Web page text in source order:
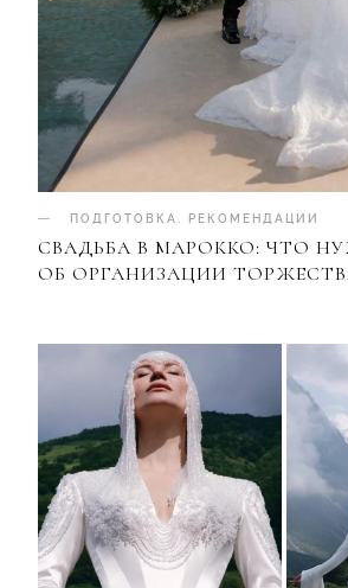
ПОДГОТОВКА РЕКОМЕНДАЦИИ
СВАДЬБА В МАРОККО: ЧТО
ОБ ОРГАНИЗАЦИИ